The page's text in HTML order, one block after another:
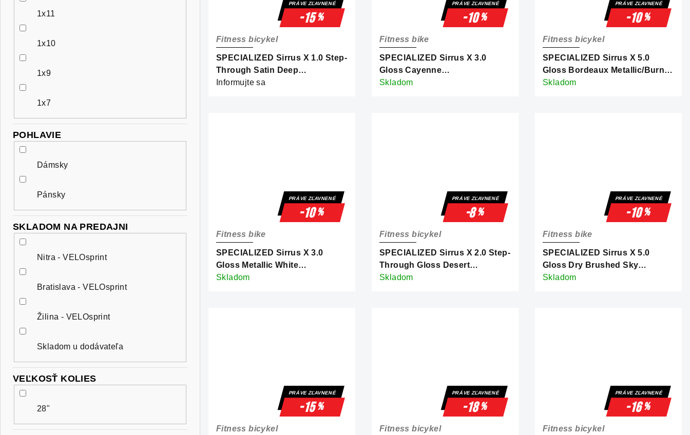
1x11
1x10
1x9
1x7
POHLAVIE
Dámsky
Pánsky
SKLADOM NA PREDAJNI
Nitra - VELOsprint
Bratislava - VELOsprint
Žilina - VELOsprint
Skladom u dodávateľa
VEĽKOSŤ KOLIES
28"
PRÁVE ZĽAVNENÉ
-15%
SPECIALIZED Sirrus X 1.0 Step-
Through Satin Deep
Marine/Grey Blue Reflective
Fitness bicykel
Informujte sa
PRÁVE ZĽAVNENÉ
-10%
SPECIALIZED Sirrus X 3.0
Gloss Cayenne
Metallic/Dolomite Metallic Frost
Fitness bike
Skladom
PRÁVE ZĽAVNENÉ
-10%
SPECIALIZED Sirrus X 5.0
Gloss Bordeaux Metallic/Burnt
Gold Metallic Frost Reflective
Fitness bicykel
Skladom
PRÁVE ZĽAVNENÉ
-10%
SPECIALIZED Sirrus X 3.0
Gloss Metallic White
Silver/Metallic Deep Marine
Fitness bike
Skladom
PRÁVE ZĽAVNENÉ
-8%
SPECIALIZED Sirrus X 2.0 Step-
Through Gloss Desert
Metallic/Bordeaux Metallic Frost
Fitness bicykel
Skladom
PRÁVE ZĽAVNENÉ
-10%
SPECIALIZED Sirrus X 5.0
Gloss Dry Brushed Sky
Blue/Oasis/Purple Haze/Desert
Fitness bike
Skladom
PRÁVE ZĽAVNENÉ
-15%
Fitness bicykel
PRÁVE ZĽAVNENÉ
-18%
Fitness bicykel
PRÁVE ZĽAVNENÉ
-16%
Fitness bicykel